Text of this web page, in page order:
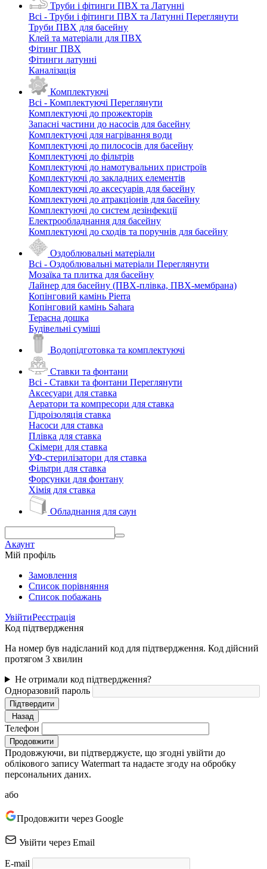
Труби і фітинги ПВХ та Латунні
Всі - Труби і фітинги ПВХ та Латунні Переглянути
Труби ПВХ для басейну
Клей та матеріали для ПВХ
Фітинг ПВХ
Фітинги латунні
Каналізація
Комплектуючі
Всі - Комплектуючі Переглянути
Комплектуючі до прожекторів
Запасні частини до насосів для басейну
Комплектуючі для нагрівання води
Комплектуючі до пилососів для басейну
Комплектуючі до фільтрів
Комплектуючі до намотувальних пристроїв
Комплектуючі до закладних елементів
Комплектуючі до аксесуарів для басейну
Комплектуючі до атракціонів для басейну
Комплектуючі до систем дезінфекції
Електрообладнання для басейну
Комплектуючі до сходів та поручнів для басейну
Оздоблювальні матеріали
Всі - Оздоблювальні матеріали Переглянути
Мозаїка та плитка для басейну
Лайнер для басейну (ПВХ-плівка, ПВХ-мембрана)
Копінговий камінь Pierra
Копінговий камінь Sahara
Терасна дошка
Будівельні суміші
Водопідготовка та комплектуючі
Ставки та фонтани
Всі - Ставки та фонтани Переглянути
Аксесуари для ставка
Аератори та компресори для ставка
Гідроізоляція ставка
Насоси для ставка
Плівка для ставка
Скімери для ставка
УФ-стерилізатори для ставка
Фільтри для ставка
Форсунки для фонтану
Хімія для ставка
Обладнання для саун
Акаунт
Мій профіль
Замовлення
Cписок порівняння
Список побажань
УвійтиРеєстрація
Код підтвердження
На номер був надісланий код для підтвердження. Код дійсний
протягом 3 хвилин
Не отримали код підтвердження?
Одноразовий пароль
Підтвердити
Назад
Телефон
Продовжити
Продовжуючи, ви підтверджуєте, що згодні увійти до
облікового запису Watermart та надаєте згоду на обробку
персональних даних.
або
Продовжити через Google
Увійти через Email
E-mail